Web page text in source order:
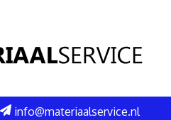
info@materiaalservice.nl